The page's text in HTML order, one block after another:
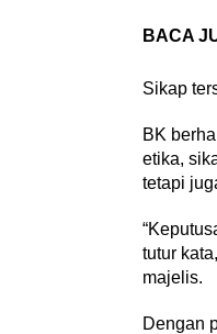
BACA
Sikap
BK
etika,
tetapi
tutur
majelis.
Dengan